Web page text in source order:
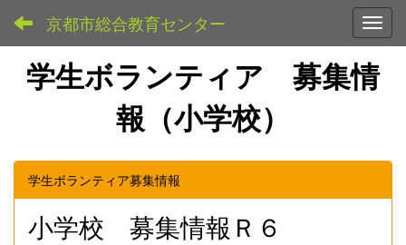
京都市総合教育センター
学生ボランティア 募集情
報（小学校）
学生ボランティア募集情報
小学校 募集情報Ｒ６